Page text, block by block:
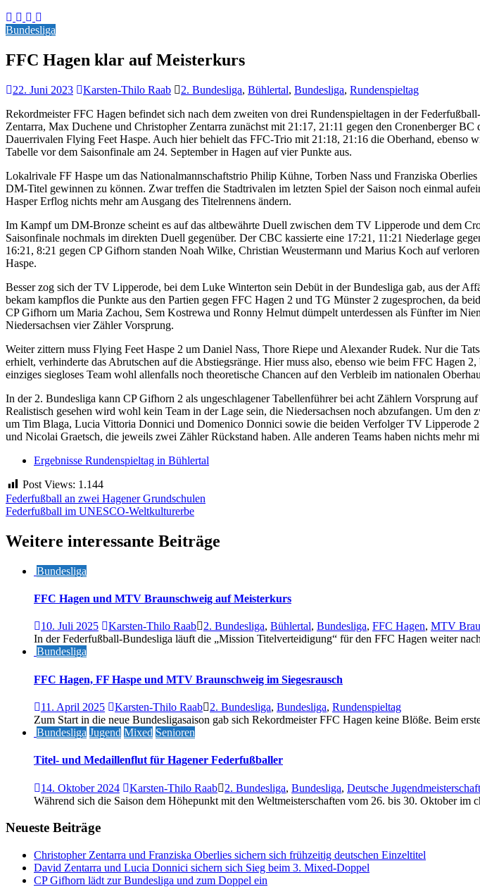
Bundesliga
FFC Hagen klar auf Meisterkurs
22. Juni 2023 Karsten-Thilo Raab 2. Bundesliga, Bühlertal, Bundesliga, Rundenspieltag
Rekordmeister FFC Hagen befindet sich nach dem zweiten von drei Rundenspieltagen in der
Zentarra, Max Duchene und Christopher Zentarra zunächst mit 21:17, 21:11 gegen den Cronenberger
Dauerrivalen Flying Feet Haspe. Auch hier behielt das FFC-Trio mit 21:18, 21:16 die Oberhand,
Tabelle vor dem Saisonfinale am 24. September in Hagen auf vier Punkte aus.
Lokalrivale FF Haspe um das Nationalmannschaftstrio Philip Kühne, Torben Nass und Franziska
DM-Titel gewinnen zu können. Zwar treffen die Stadtrivalen im letzten Spiel der Saison noch einmal
Hasper Erflog nichts mehr am Ausgang des Titelrennens ändern.
Im Kampf um DM-Bronze scheint es auf das altbewährte Duell zwischen dem TV Lipperode und dem
Saisonfinale nochmals im direkten Duell gegenüber. Der CBC kassierte eine 17:21, 11:21 Niederlage
16:21, 8:21 gegen CP Gifhorn standen Noah Wilke, Christian Weustermann und Marius Koch auf
Haspe.
Besser zog sich der TV Lipperode, bei dem Luke Winterton sein Debüt in der Bundesliga gab, aus der
bekam kampflos die Punkte aus den Partien gegen FFC Hagen 2 und TG Münster 2 zugesprochen, da
CP Gifhorn um Maria Zachou, Sem Kostrewa und Ronny Helmut dümpelt unterdessen als Fünfter im
Niedersachsen vier Zähler Vorsprung.
Weiter zittern muss Flying Feet Haspe 2 um Daniel Nass, Thore Riepe und Alexander Rudek. Nur die
erhielt, verhinderte das Abrutschen auf die Abstiegsränge. Hier muss also, ebenso wie beim FFC Hagen
einziges siegloses Team wohl allenfalls noch theoretische Chancen auf den Verbleib im nationalen
In der 2. Bundesliga kann CP Gifhorn 2 als ungeschlagener Tabellenführer bei acht Zählern Vorsprung
Realistisch gesehen wird wohl kein Team in der Lage sein, die Niedersachsen noch abzufangen. Um
um Tim Blaga, Lucia Vittoria Donnici und Domenico Donnici sowie die beiden Verfolger TV Lipperode
und Nicolai Graetsch, die jeweils zwei Zähler Rückstand haben. Alle anderen Teams haben nichts mehr
Ergebnisse Rundenspieltag in Bühlertal
Post Views: 1.144
Beitragsnavigation
Federfußball an zwei Hagener Grundschulen
Federfußball im UNESCO-Weltkulturerbe
Weitere interessante Beiträge
Bundesliga
FFC Hagen und MTV Braunschweig auf Meisterkurs
10. Juli 2025 Karsten-Thilo Raab 2. Bundesliga, Bühlertal, Bundesliga, FFC Hagen, MTV
In der Federfußball-Bundesliga läuft die „Mission Titelverteidigung“ für den FFC Hagen weiter
Bundesliga
FFC Hagen, FF Haspe und MTV Braunschweig im Siegesrausch
11. April 2025 Karsten-Thilo Raab 2. Bundesliga, Bundesliga, Rundenspieltag
Zum Start in die neue Bundesligasaison gab sich Rekordmeister FFC Hagen keine Blöße. Beim
Bundesliga Jugend Mixed Senioren
Titel- und Medaillenflut für Hagener Federfußballer
14. Oktober 2024 Karsten-Thilo Raab 2. Bundesliga, Bundesliga, Deutsche Jugendmeisterschaft
Während sich die Saison dem Höhepunkt mit den Weltmeisterschaften vom 26. bis 30. Oktober im
Neueste Beiträge
Christopher Zentarra und Franziska Oberlies sichern sich frühzeitig deutschen Einzeltitel
David Zentarra und Lucia Donnici sichern sich Sieg beim 3. Mixed-Doppel
CP Gifhorn lädt zur Bundesliga und zum Doppel ein